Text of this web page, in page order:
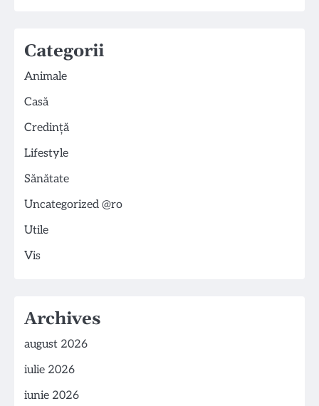
Categorii
Animale
Casă
Credință
Lifestyle
Sănătate
Uncategorized @ro
Utile
Vis
Archives
august 2026
iulie 2026
iunie 2026